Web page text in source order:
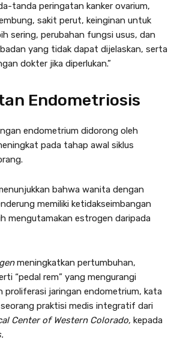
tanda peringatan kanker ovarium,
sakit perut, keinginan untuk
sering, perubahan fungsi usus, dan
yang tidak dapat dijelaskan, serta
dokter jika diperlukan.”
Endometriosis
endometrium didorong oleh
pada tahap awal siklus
bahwa wanita dengan
memiliki ketidakseimbangan
mengutamakan estrogen daripada
meningkatkan pertumbuhan,
“pedal rem” yang mengurangi
proliferasi jaringan endometrium, kata
praktisi medis integratif dari
Center of Western Colorado, kepada